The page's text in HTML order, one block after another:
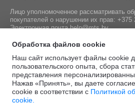
Лицо уполномоченное рассматривать
покупателей о нарушении их прав: +375
Электронная почтаhelp@mts.by
Номер телефона работников местных
регистрации СООО «Мобильные
уполномоченных рассматривать
+375 17 215-14-65
Обработка файлов cookie
Наш сайт использует файлы cookie
пользовательского опыта, сбора
представления
Нажав «Принять», вы даете
cookie в соответствии с Политикой
cookie.